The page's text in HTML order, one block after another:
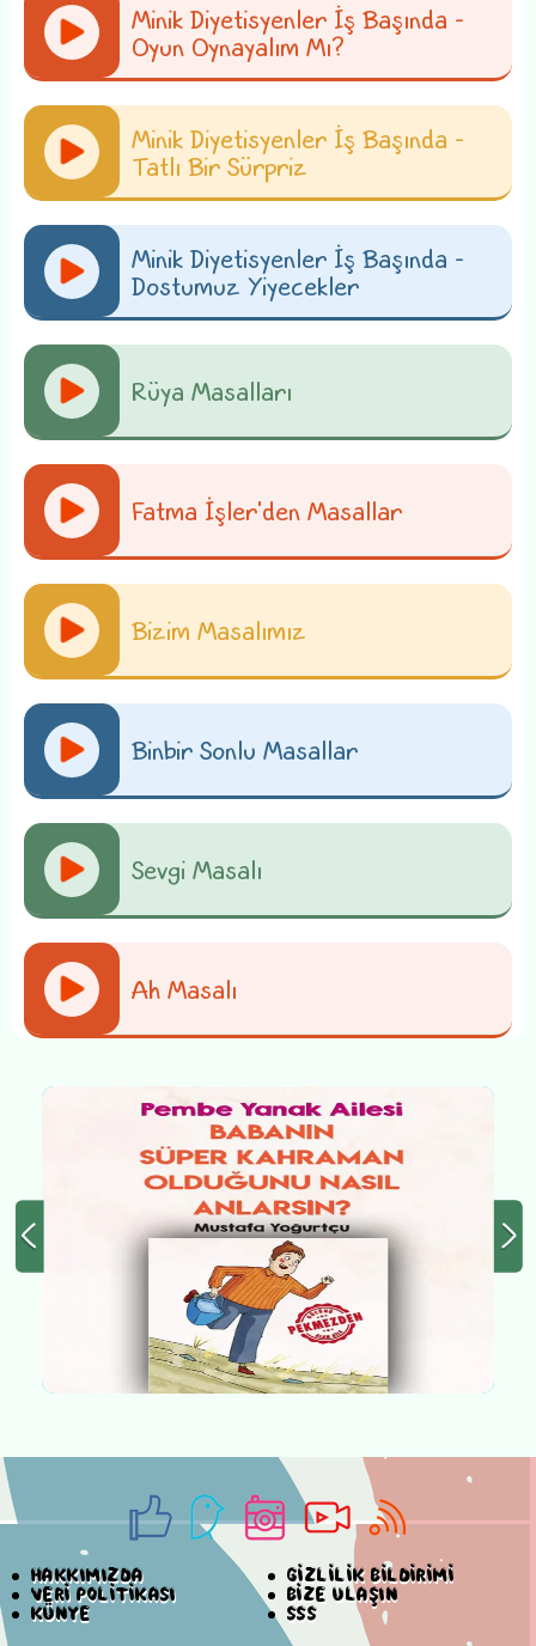
Minik Diyetisyenler İş Başında -
Oyun Oynayalım Mı?
Minik Diyetisyenler İş Başında -
Tatlı Bir Sürpriz
Minik Diyetisyenler İş Başında -
Dostumuz Yiyecekler
Rüya Masalları
Fatma İşler'den Masallar
Bizim Masalımız
Binbir Sonlu Masallar
Sevgi Masalı
Ah Masalı
HAKKIMIZDA
GİZLİLİK BİLDİRİMİ
VERİ POLİTİKASI
BİZE ULAŞIN
KÜNYE
SSS